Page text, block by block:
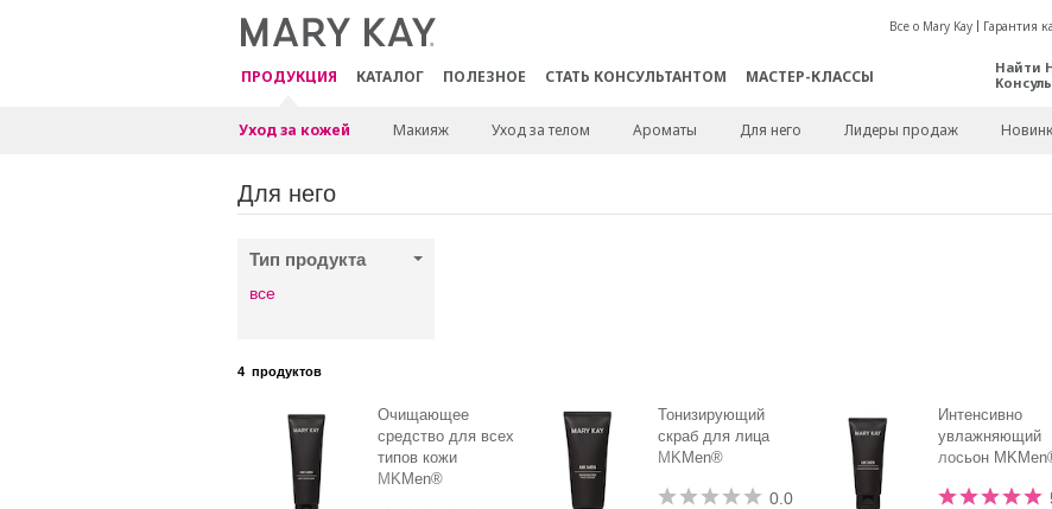
ПРОДУКЦИЯ КАТАЛОГ ПОЛЕЗНОЕ СТАТЬ КОНСУЛЬТАНТОМ МАСТЕР-КЛАССЫ
Все о Mary Kay Гарантия
Найти
Уход за кожей Макияж Уход за телом Ароматы Для него Лидеры продаж
Для него
Тип продукта
все
4продуктов
Очищающее
средство для всех
типов кожи
MKMen®
Тонизирующий
скраб для лица
MKMen®
0.0
Интенсивно
увлажняющий
лосьон